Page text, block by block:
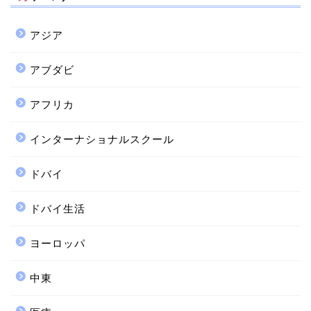
アジア
アブダビ
アフリカ
インターナショナルスクール
ドバイ
ドバイ生活
ヨーロッパ
中東